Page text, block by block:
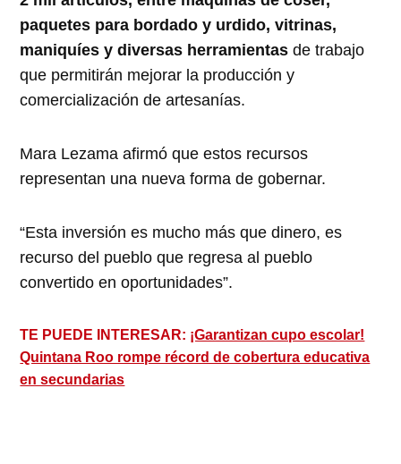
paquetes para bordado y urdido, vitrinas,
maniquíes y diversas herramientas de trabajo
que permitirán mejorar la producción y
comercialización de artesanías.
Mara Lezama afirmó que estos recursos
representan una nueva forma de gobernar.
“Esta inversión es mucho más que dinero, es
recurso del pueblo que regresa al pueblo
convertido en oportunidades”.
TE PUEDE INTERESAR: ¡Garantizan cupo escolar!
Quintana Roo rompe récord de cobertura educativa
en secundarias